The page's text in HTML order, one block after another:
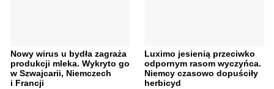
Nowy wirus u bydła zagraża
produkcji mleka. Wykryto go
w Szwajcarii, Niemczech
i Francji
Luximo jesienią przeciwko
odpornym rasom wyczyńca.
Niemcy czasowo dopuściły
herbicyd